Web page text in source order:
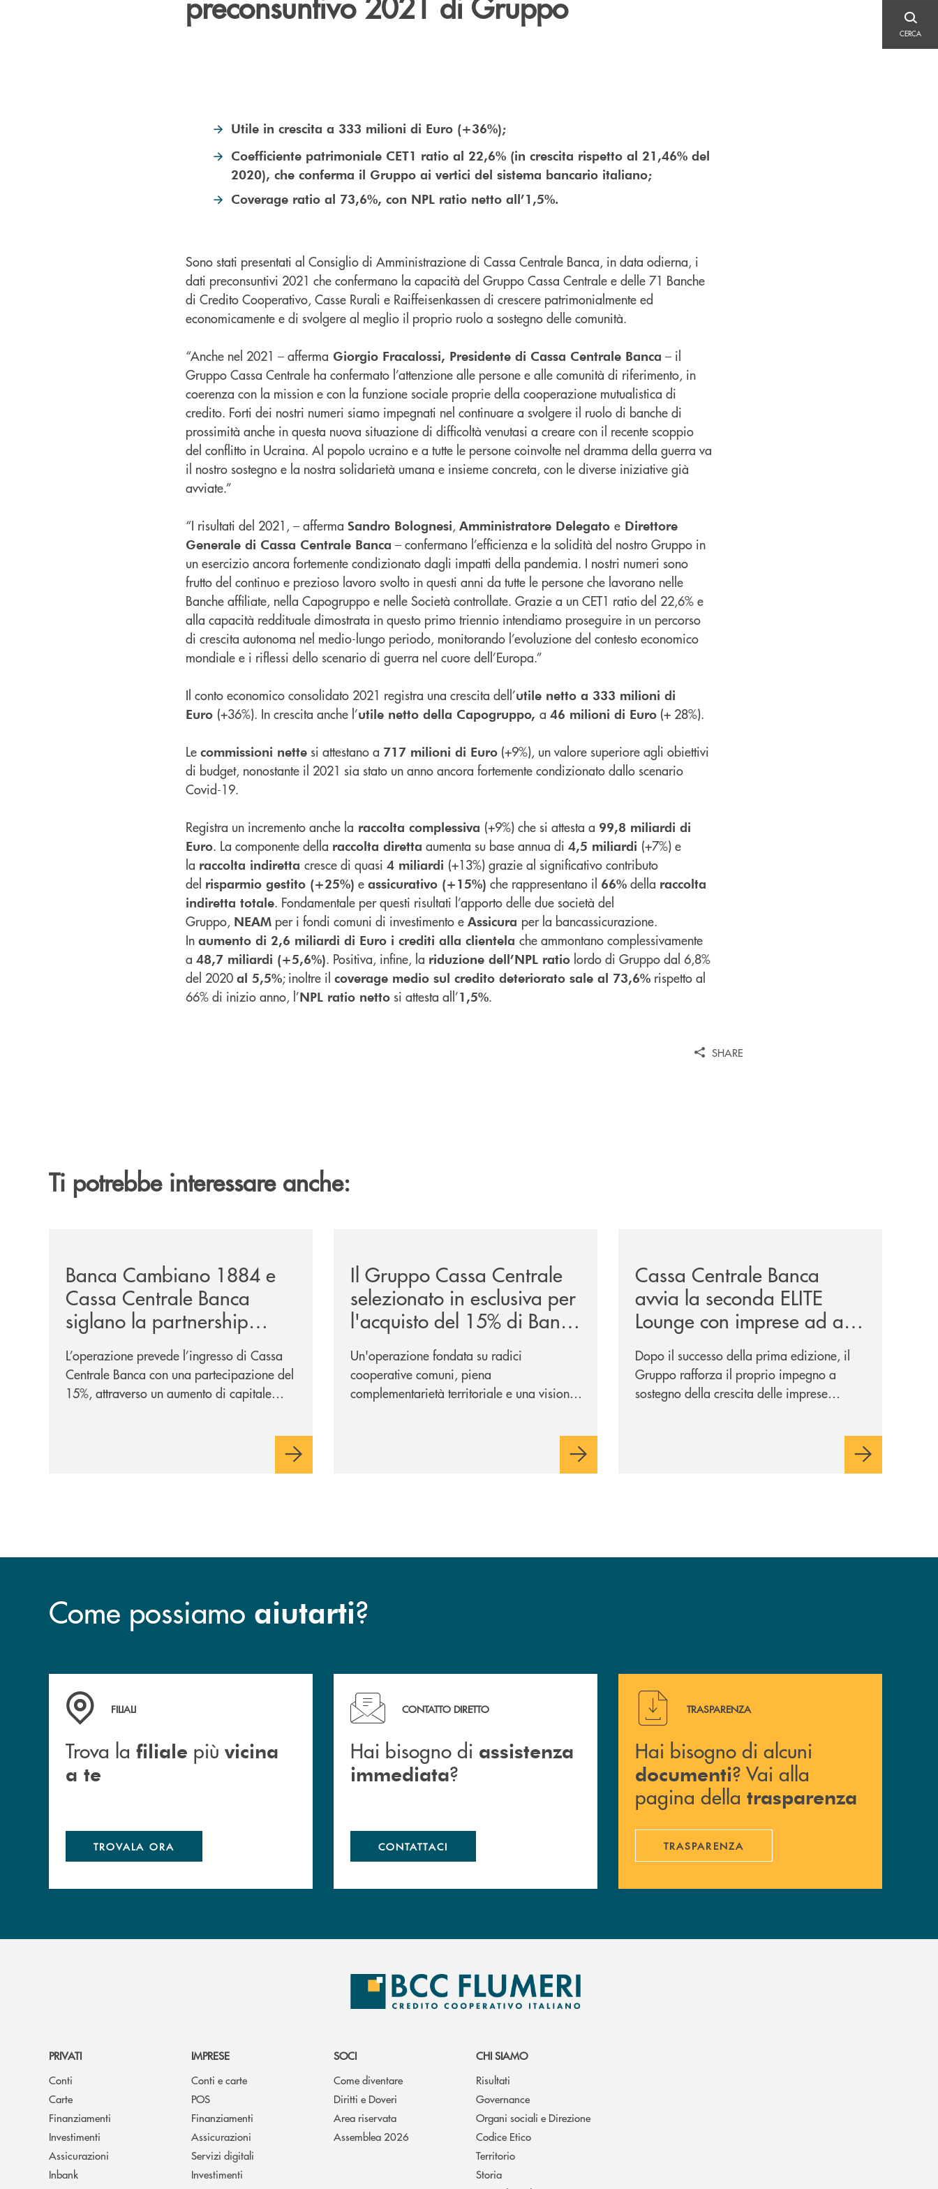
CERCA
Utile in crescita a 333 milioni di Euro (+36%);
Coefficiente patrimoniale CET1 ratio al 22,6% (in crescita rispetto al 21,46% del
2020), che conferma il Gruppo ai vertici del sistema bancario italiano;
Coverage ratio al 73,6%, con NPL ratio netto all’1,5%.
Sono stati presentati al Consiglio di Amministrazione di Cassa Centrale Banca, in data odierna, i
dati preconsuntivi 2021 che confermano la capacità del Gruppo Cassa Centrale e delle 71 Banche
di Credito Cooperativo, Casse Rurali e Raiffeisenkassen di crescere patrimonialmente ed
economicamente e di svolgere al meglio il proprio ruolo a sostegno delle comunità.
“Anche nel 2021 – afferma Giorgio Fracalossi, Presidente di Cassa Centrale Banca – il
Gruppo Cassa Centrale ha confermato l’attenzione alle persone e alle comunità di riferimento, in
coerenza con la mission e con la funzione sociale proprie della cooperazione mutualistica di
credito. Forti dei nostri numeri siamo impegnati nel continuare a svolgere il ruolo di banche di
prossimità anche in questa nuova situazione di difficoltà venutasi a creare con il recente scoppio
del conflitto in Ucraina. Al popolo ucraino e a tutte le persone coinvolte nel dramma della guerra va
il nostro sostegno e la nostra solidarietà umana e insieme concreta, con le diverse iniziative già
avviate.”
“I risultati del 2021, – afferma Sandro Bolognesi, Amministratore Delegato e Direttore
Generale di Cassa Centrale Banca – confermano l’efficienza e la solidità del nostro Gruppo in
un esercizio ancora fortemente condizionato dagli impatti della pandemia. I nostri numeri sono
frutto del continuo e prezioso lavoro svolto in questi anni da tutte le persone che lavorano nelle
Banche affiliate, nella Capogruppo e nelle Società controllate. Grazie a un CET1 ratio del 22,6% e
alla capacità reddituale dimostrata in questo primo triennio intendiamo proseguire in un percorso
di crescita autonoma nel medio-lungo periodo, monitorando l’evoluzione del contesto economico
mondiale e i riflessi dello scenario di guerra nel cuore dell’Europa.”
Il conto economico consolidato 2021 registra una crescita dell’utile netto a 333 milioni di
Euro (+36%). In crescita anche l’utile netto della Capogruppo, a 46 milioni di Euro (+ 28%).
Le commissioni nette si attestano a 717 milioni di Euro (+9%), un valore superiore agli obiettivi
di budget, nonostante il 2021 sia stato un anno ancora fortemente condizionato dallo scenario
Covid-19.
Registra un incremento anche la raccolta complessiva (+9%) che si attesta a 99,8 miliardi di
Euro. La componente della raccolta diretta aumenta su base annua di 4,5 miliardi (+7%) e
la raccolta indiretta cresce di quasi 4 miliardi (+13%) grazie al significativo contributo
del risparmio gestito (+25%) e assicurativo (+15%) che rappresentano il 66% della raccolta
indiretta totale. Fondamentale per questi risultati l’apporto delle due società del
Gruppo, NEAM per i fondi comuni di investimento e Assicura per la bancassicurazione.
In aumento di 2,6 miliardi di Euro i crediti alla clientela che ammontano complessivamente
a 48,7 miliardi (+5,6%). Positiva, infine, la riduzione dell’NPL ratio lordo di Gruppo dal 6,8%
del 2020 al 5,5%; inoltre il coverage medio sul credito deteriorato sale al 73,6% rispetto al
66% di inizio anno, l’NPL ratio netto si attesta all’1,5%.
SHARE
Ti potrebbe interessare anche:
Banca Cambiano 1884 e
Cassa Centrale Banca
siglano la partnership
strategica
L’operazione prevede l’ingresso di Cassa
Centrale Banca con una partecipazione del
15%, attraverso un aumento di capitale
sulla condivisione di valori comuni e sulla
prossimità ai territori, per ampliare l’offerta
Il Gruppo Cassa Centrale
selezionato in esclusiva per
l'acquisto del 15% di Banca
Cambiano 1884
Un'operazione fondata su radici
cooperative comuni, piena
complementarietà territoriale e una visione
Cassa Centrale Banca
avvia la seconda ELITE
Lounge con imprese ad alto
potenziale
Dopo il successo della prima edizione, il
Gruppo rafforza il proprio impegno a
sostegno della crescita delle imprese
Come possiamo aiutarti?
Trova la filiale più vicina a te
FILIALI
Trova la filiale più vicina
a te
TROVALA ORA
Hai bisogno di assistenza immediata ?
CONTATTO DIRETTO
Hai bisogno di assistenza
immediata?
CONTATTACI
Hai bisogno di alcuni documenti ? Vai alla pagina della
TRASPARENZA
Hai bisogno di alcuni
documenti? Vai alla
pagina della trasparenza
TRASPARENZA
PRIVATI
Conti
Carte
Finanziamenti
Investimenti
Assicurazioni
Inbank
IMPRESE
Conti e carte
POS
Finanziamenti
Assicurazioni
Servizi digitali
Investimenti
SOCI
Come diventare
Diritti e Doveri
Area riservata
Assemblea 2026
CHI SIAMO
Risultati
Governance
Organi sociali e Direzione
Codice Etico
Territorio
Storia